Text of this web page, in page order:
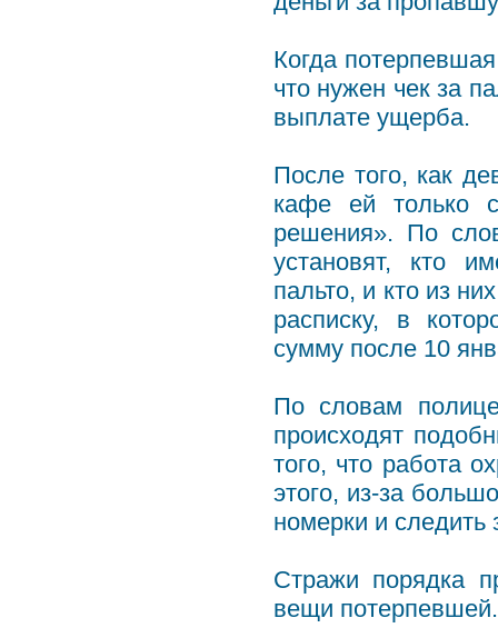
Когда
что нужен чек за
выплате ущерба.
После того, как
кафе ей только
решения». По
установят, кто
пальто, и кто из
расписку, в
сумму после 10
По словам
происходят
того, что работа
этого, из-за
номерки и следить
Стражи порядка
вещи